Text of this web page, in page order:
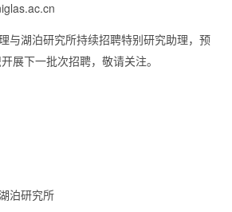
与湖泊研究所持续招聘特别研究助理，预
展下一批次招聘，敬请关注。
泊研究所